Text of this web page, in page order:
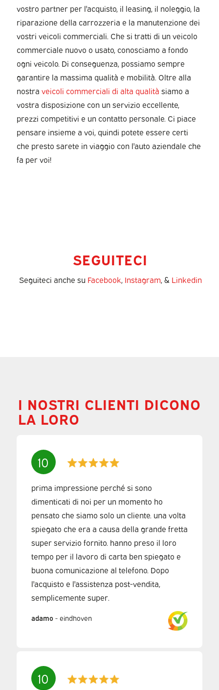
vostro partner per l'acquisto, il leasing, il noleggio, la
riparazione della carrozzeria e la manutenzione dei
vostri veicoli commerciali. Che si tratti di un veicolo
commerciale nuovo o usato, conosciamo a fondo
ogni veicolo. Di conseguenza, possiamo sempre
garantire la massima qualità e mobilità. Oltre alla
nostra veicoli commerciali di alta qualità siamo a
vostra disposizione con un servizio eccellente,
prezzi competitivi e un contatto personale. Ci piace
pensare insieme a voi, quindi potete essere certi
che presto sarete in viaggio con l'auto aziendale che
fa per voi!
SEGUITECI
Seguiteci anche su Facebook, Instagram, & Linkedin
I NOSTRI CLIENTI DICONO
LA LORO
10
prima impressione perché si sono
dimenticati di noi per un momento ho
pensato che siamo solo un cliente. una volta
spiegato che era a causa della grande fretta
super servizio fornito. hanno preso il loro
tempo per il lavoro di carta ben spiegato e
buona comunicazione al telefono. Dopo
l'acquisto e l'assistenza post-vendita,
semplicemente super.
adamo - eindhoven
10